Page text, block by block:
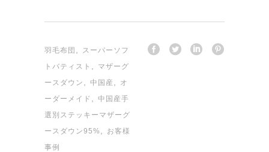
羽毛布団
スーパーソフ
トバティスト
マザーグ
ースダウン
中国産
オ
ーダーメイド
中国産手
選別ステッキーマザーグ
ースダウン95%
お客様
事例